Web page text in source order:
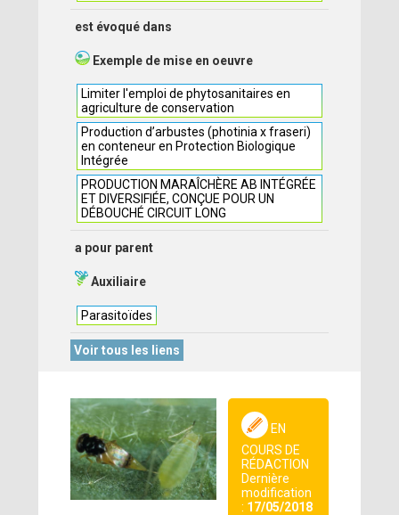
est évoqué dans
Exemple de mise en oeuvre
Limiter l'emploi de phytosanitaires en
agriculture de conservation
Production d’arbustes (photinia x fraseri)
en conteneur en Protection Biologique
Intégrée
PRODUCTION MARAÎCHÈRE AB INTÉGRÉE
ET DIVERSIFIÉE, CONÇUE POUR UN
DÉBOUCHÉ CIRCUIT LONG
a pour parent
Auxiliaire
Parasitoïdes
Voir tous les liens
EN
COURS DE
RÉDACTION
Dernière
modification
: 17/05/2018